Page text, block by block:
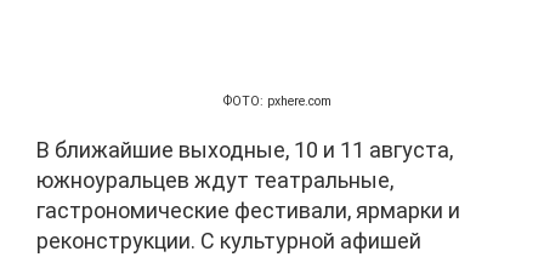
ФОТО: pxhere.com
В ближайшие выходные, 10 и 11 августа,
южноуральцев ждут театральные,
гастрономические фестивали, ярмарки и
реконструкции. С культурной афишей